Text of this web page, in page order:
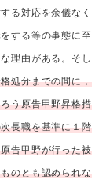
る対応を余儀なく
する等の事態に至
理由がある。そし
処分までの間に，
う原告甲野昇格措
長職を基準に１階
告甲野が行った被
のとも認められな